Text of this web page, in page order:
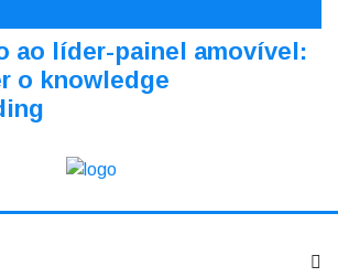
ao líder-painel amovível:
o knowledge